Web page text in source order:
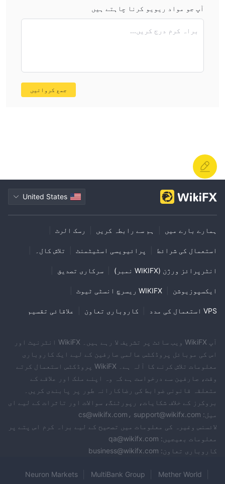
آپ جو مواد ریویو کرنا چاہتے ہیں
براہ کرم درج کریں...
جمع کروائیں
United States
ہمارے بارے میں ہم سے رابطہ کریں رسک الرٹ
استعمال کی شرائط پرائیویسی اسٹیٹمنٹ تلاش کال۔
انٹرپرائز ورژن (WIKIFX نمبر) سرکاری تصدیق
ایکسپوزیوشن WIKIFX ریسرچ انسٹی ٹیوٹ
VPS استعمال کی مدد کاروباری تعاون علاقائی تقسیم
آپ WikiFX ویب سائٹ پر تشریف لا رہے ہیں۔ WikiFX انٹرنیٹ اور
اس کی موبائل پروڈکٹس عالمی صارفین کے لیے ایک کاروباری
معلومات تلاش کرنے کا آلہ ہے۔ WikiFX پروڈکٹس استعمال کرتے
وقت، صارفین سے درخواست ہے کہ وہ اپنے ملک اور علاقے کے
متعلقہ قانونی ضوابط کی رضاکارانہ طور پر پابندی کریں۔
بروکرز کے خلاف شکایات، رپورٹنگ، سوالات اور تاثرات کے لیے ای
میل: cs@wikifx.com، support@wikifx.com
لائسنس وغیرہ کی معلومات میں تصحیح کے لیے براہ کرم اس پتے پر
معلومات بھیجیں: qa@wikifx.com
کاروباری تعاون: business@wikifx.com
Mether World
MultiBank Group
Neuron Markets